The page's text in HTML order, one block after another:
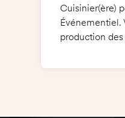
Cuisinier(ère)
Événementiel.
production
devez prévoir